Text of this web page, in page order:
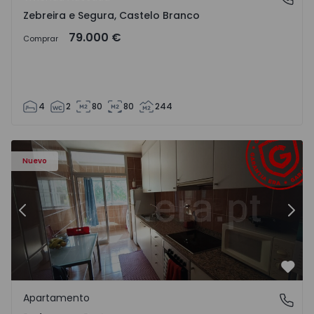
Zebreira e Segura, Castelo Branco
Comprar 79.000 €
4 2 80 80 244
Nuevo
Apartamento T3 Maia, Pedrouços - 1575536 - 9
Anterior
Pedrouços, Porto
Apartamento